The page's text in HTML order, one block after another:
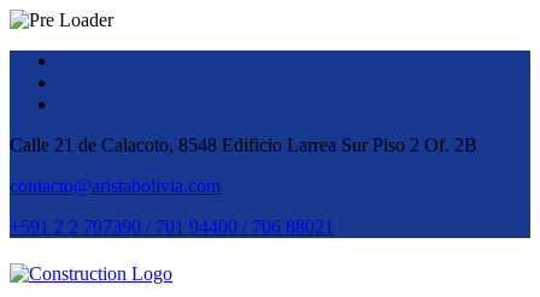
Calle 21 de Calacoto, 8548 Edificio Larrea Sur Piso 2 Of. 2B
contacto@aristabolivia.com
+591 2 2 797390 / 701 94400 / 706 88021